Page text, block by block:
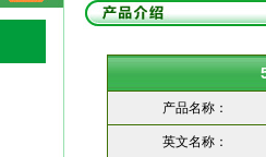
产品名称：
英文名称：